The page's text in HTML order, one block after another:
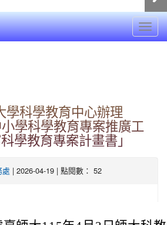
學科學教育中心辦理
小學科學教育專案推廣工
學教育專案計畫書」
處 | 2026-04-19 | 點閱數： 52